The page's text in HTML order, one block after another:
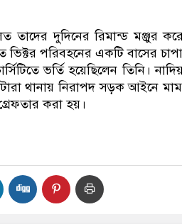
তাদের দুদিনের রিমান্ড মঞ্জুর
ভিক্টর পরিবহনের একটি বাসের
ভর্তি হয়েছিলেন তিনি।
থানায় নিরাপদ সড়ক আইনে
করা হয়।